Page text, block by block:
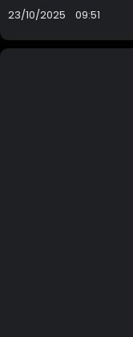
23/10/2025 09:51